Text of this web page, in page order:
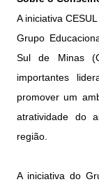
A iniciativa
Grupo
Sul de Minas
importantes
promover um
atratividade do
região.
A iniciativa do